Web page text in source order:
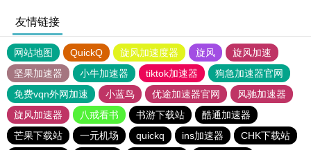
友情链接
网站地图 QuickQ 旋风加速度器 旋风
旋风加速
坚果加速器
小牛加速器 tiktok加速器
狗急加速器官网
免费vqn外网加速
小蓝鸟 优途加速器官网
风驰加速器
旋风加速器
八戒看书 书游下载站
酷通加速器
芒果下载站
一元机场 quickq ins加速器
CHK下载站